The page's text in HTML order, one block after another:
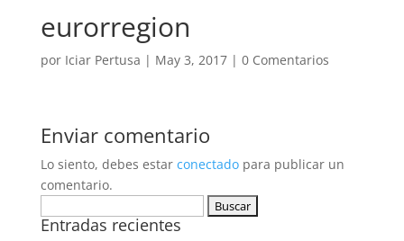
eurorregion
por Iciar Pertusa | May 3, 2017| 0 Comentarios
Enviar comentario
Lo siento, debes estar conectadopara publicar un
comentario.
Entradas recientes